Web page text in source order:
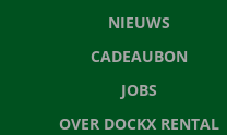
NIEUWS
CADEAUBON
JOBS
OVER DOCKX RENTAL